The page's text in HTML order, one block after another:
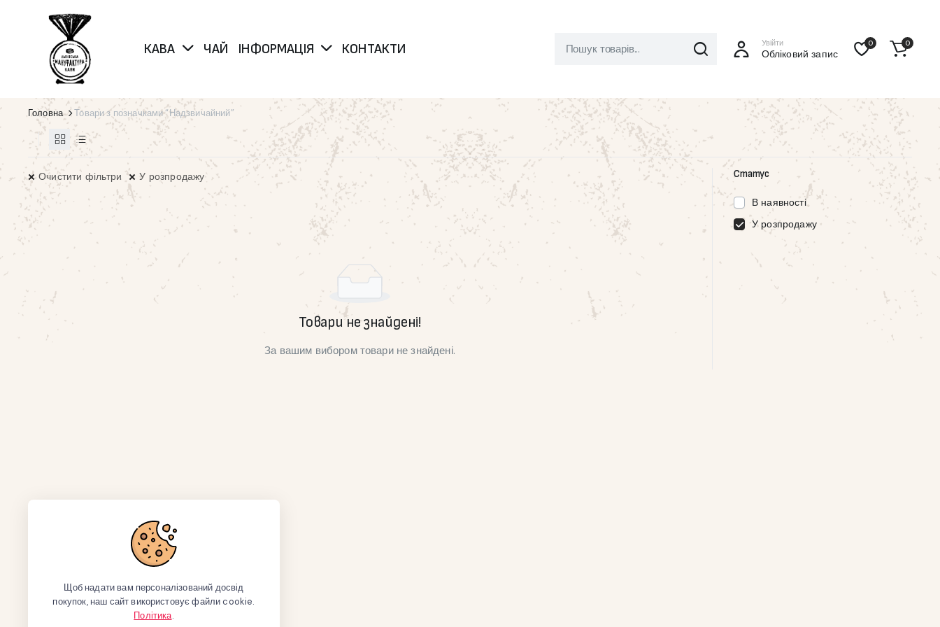
КАВА ЧАЙ ІНФОРМАЦІЯ КОНТАКТИ Увійти
Обліковий запис
0 0
Головна Товари з позначками “Надзвичайний”
Очистити фільтри У розпродажу
Товари не знайдені!
За вашим вибором товари не знайдені.
Статус
В наявності
У розпродажу
Щоб надати вам персоналізований досвід
покупок, наш сайт використовує файли cookie.
Політика.